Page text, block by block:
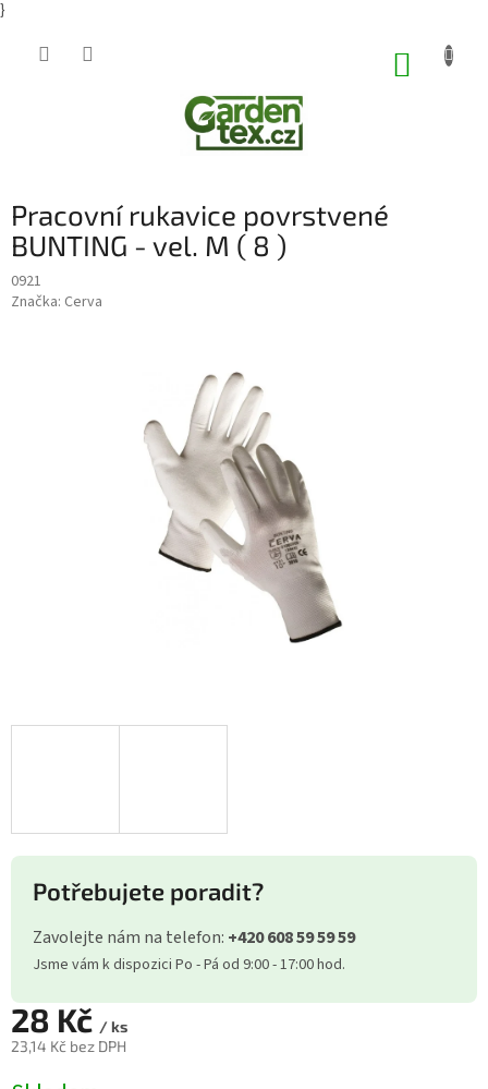
}
Pracovní rukavice povrstvené
BUNTING - vel. M ( 8 )
0921
Značka: Cerva
Potřebujete poradit?
Zavolejte nám na telefon: +420 608 59 59 59
Jsme vám k dispozici Po - Pá od 9:00 - 17:00 hod.
28 Kč / ks
23,14 Kč bez DPH